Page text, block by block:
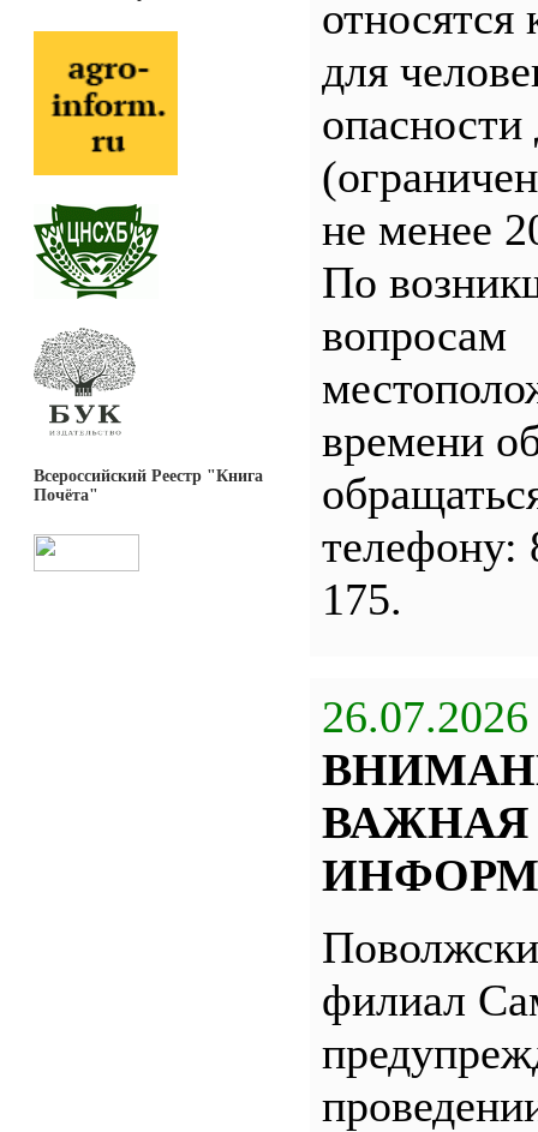
Всероссийский Реестр "Книга
Почёта"
относятся
для
опасности
не менее
По
вопросам
времени
телефону:
175.
26.07.2026
ВАЖНАЯ
филиал